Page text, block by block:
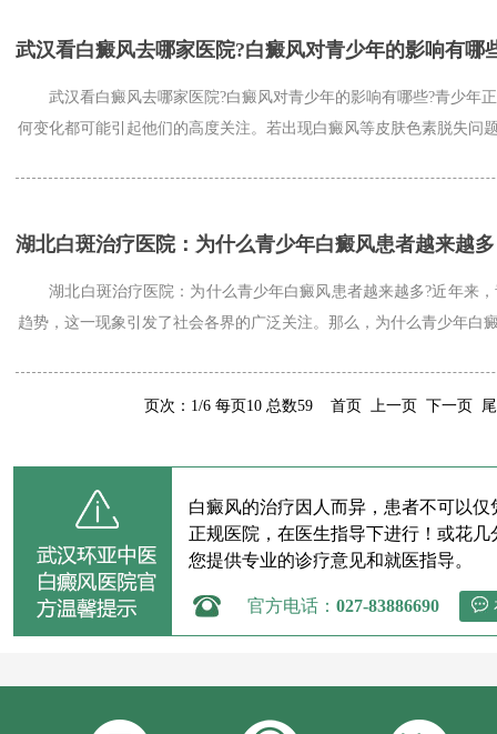
武汉看白癜风去哪家医院?白癜风对青少年的影响有哪
武汉看白癜风去哪家医院?白癜风对青少年的影响有哪些?青少年
何变化都可能引起他们的高度关注。若出现白癜风等皮肤色素脱失问
湖北白斑治疗医院：为什么青少年白癜风患者越来越多
湖北白斑治疗医院：为什么青少年白癜风患者越来越多?近年来，
趋势，这一现象引发了社会各界的广泛关注。那么，为什么青少年白
页次：1/6 每页10 总数59 首页 上一页 下一页
白癜风的治疗因人而异，患者不可以
正规医院，在医生指导下进行！或花
您提供专业的诊疗意见和就医指导。
官方电话： 027-83886690